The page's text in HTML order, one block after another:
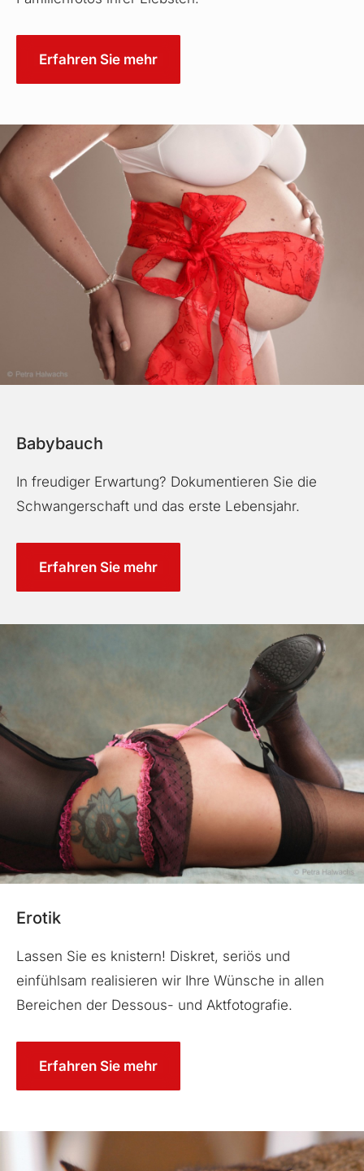
Erfahren Sie mehr
Babybauch
In freudiger Erwartung? Dokumentieren Sie die
Schwangerschaft und das erste Lebensjahr.
Erfahren Sie mehr
Erotik
Lassen Sie es knistern! Diskret, seriös und
einfühlsam realisieren wir Ihre Wünsche in allen
Bereichen der Dessous- und Aktfotografie.
Erfahren Sie mehr